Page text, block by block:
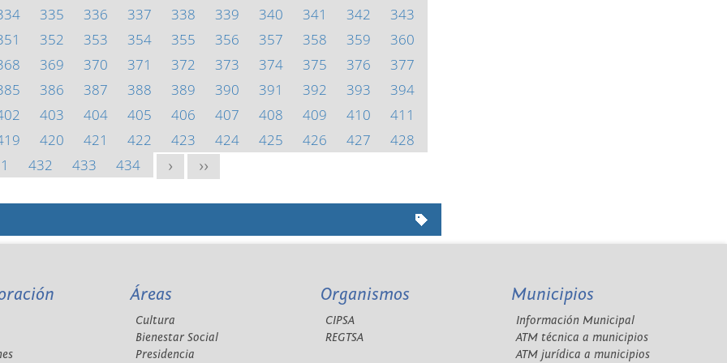
335 336 337 338 339 340 341 342
343
352 353 354 355 356 357 358 359
360
369 370 371 372 373 374 375 376
377
386 387 388 389 390 391 392 393
394
403 404 405 406 407 408 409 410
411
420 421 422 423 424 425 426 427
428
432 433 434 > >>
Áreas
Cultura
Bienestar Social
Presidencia
Organismos
CIPSA
REGTSA
Municipios
Información Municipal
ATM técnica a municipios
ATM jurídica a municipios